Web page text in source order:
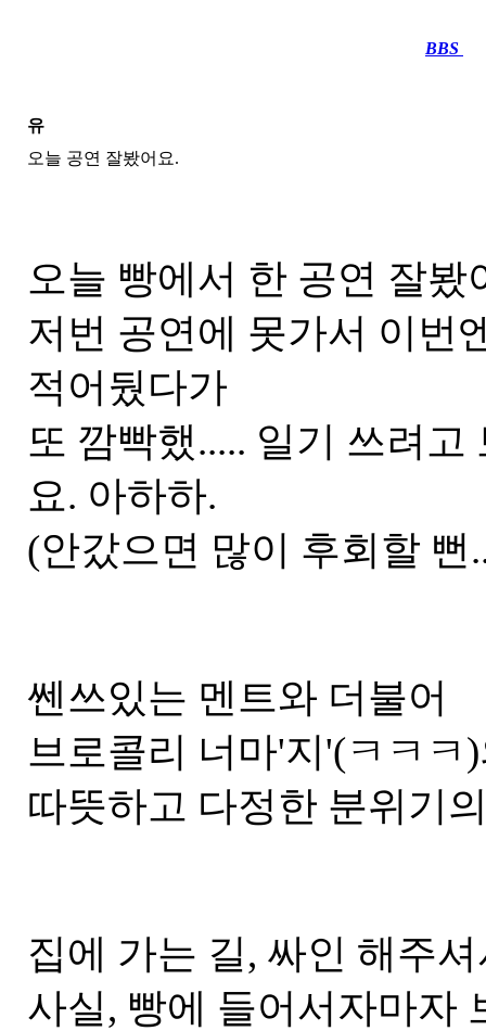
BBS
유
오늘 공연 잘봤어요.
오늘 빵에서 한 공연 잘봤
저번 공연에 못가서 이번
적어뒀다가
또 깜빡했..... 일기 쓰려
요. 아하하.
(안갔으면 많이 후회할 뻔
쎈쓰있는 멘트와 더불어
브로콜리 너마'지'(ㅋㅋㅋ
따뜻하고 다정한 분위기
집에 가는 길, 싸인 해주
사실, 빵에 들어서자마자